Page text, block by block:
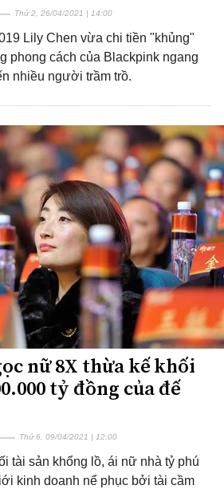
Thứ 2, 26/04/2021 | 14:00
Lily Chen vừa chi tiền "khủng"
phong cách của Blackpink ngang
nhiều người trầm trồ.
nữ 8X thừa kế khối
tỷ đồng của đế
Thứ 6, 09/04/2021 | 12:00
tài sản khổng lồ, ái nữ nhà tỷ phú
kinh doanh nể phục bởi tài cầm